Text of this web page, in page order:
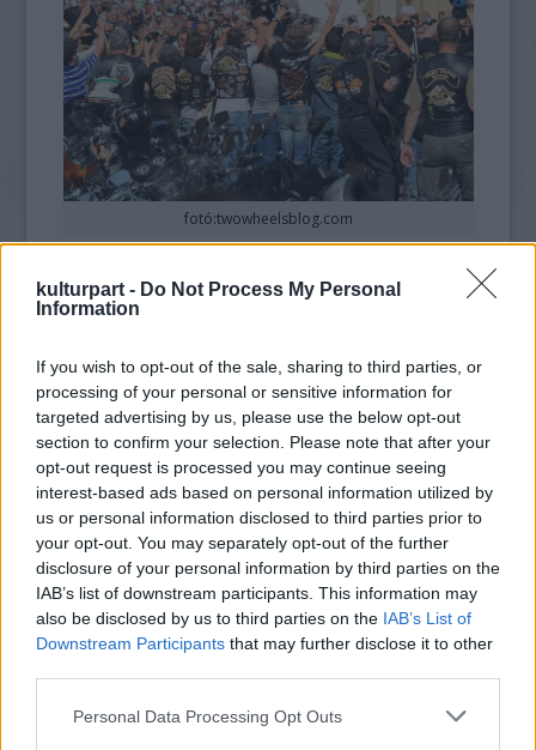
kulturpart - Do Not Process My Personal
Information
If you wish to opt-out of the sale, sharing to third parties, or
processing of your personal or sensitive information for
targeted advertising by us, please use the below opt-out
section to confirm your selection. Please note that after your
opt-out request is processed you may continue seeing
interest-based ads based on personal information utilized by
us or personal information disclosed to third parties prior to
your opt-out. You may separately opt-out of the further
disclosure of your personal information by third parties on the
IAB’s list of downstream participants. This information may
also be disclosed by us to third parties on the IAB’s List of
Downstream Participants that may further disclose it to other
Please note that this website/app uses one or more Google
Personal Data Processing Opt Outs
fotó:twowheelsblog.com
A motorkerékpárt 2013 júniusában, a
kultikus márka születésének 110. évfordulója
egyházfő. Novemberben egy külön
szertartás keretében a pápa ráírta nevét a
kétkerekű jármű üzemanyagtartályára.
Az árverezőház szerint nem tudni, hogy
Ferenc pápa használta-e valaha is a Harley-
Davidsont, de az biztosra vehető, hogy kevés
kilométer van motorkerékpárban. A
közismerten szerény Jorge Bergoglio Buenos
Aires érsekeként főleg a közösségi
közlekedést használta.
bocsátanak a párizsi aukción egy Harley-